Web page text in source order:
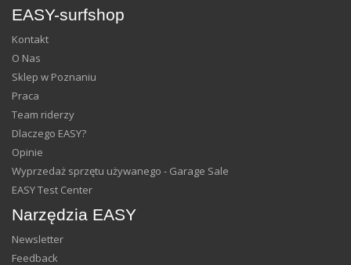
EASY-surfshop
Kontakt
O Nas
Sklep w Poznaniu
Praca
Team riderzy
Dlaczego EASY?
Opinie
Wyprzedaż sprzętu używanego - Garage Sale
EASY Test Center
Narzędzia EASY
Newsletter
Feedback